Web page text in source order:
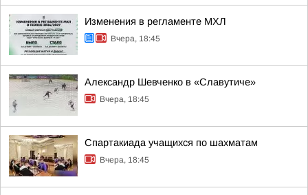
Изменения в регламенте МХЛ
Вчера, 18:45
Александр Шевченко в «Славутиче»
Вчера, 18:45
Спартакиада учащихся по шахматам
Вчера, 18:45